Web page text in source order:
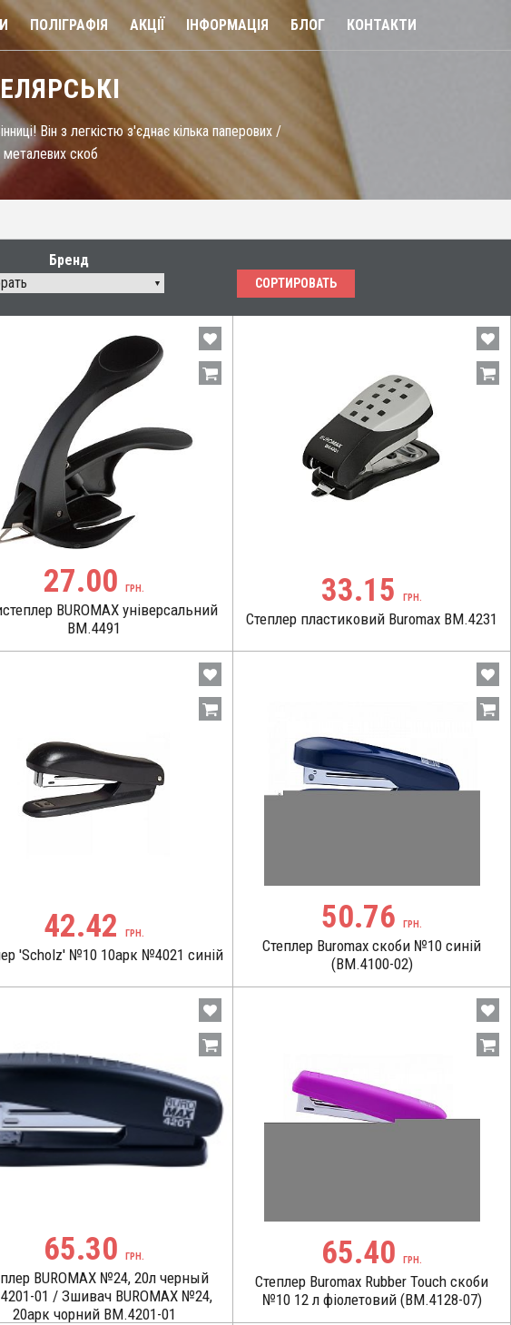
ПОЛІГРАФІЯ АКЦІЇ ІНФОРМАЦІЯ БЛОГ КОНТАКТИ
Він з легкістю з'єднає кілька паперових /
металевих скоб
Бренд
СОРТИРОВАТЬ
27.00 ГРН.
BUROMAX універсальний
BM.4491
33.15 ГРН.
Степлер пластиковий Buromax BM.4231
42.42 ГРН.
'Scholz' №10 10арк №4021 синій
50.76 ГРН.
Степлер Buromax скоби №10 синій
(BM.4100-02)
65.30 ГРН.
BUROMAX №24, 20л черный
01 / Зшивач BUROMAX №24,
20арк чорний BM.4201-01
65.40 ГРН.
Степлер Buromax Rubber Touch скоби
№10 12 л фіолетовий (BM.4128-07)